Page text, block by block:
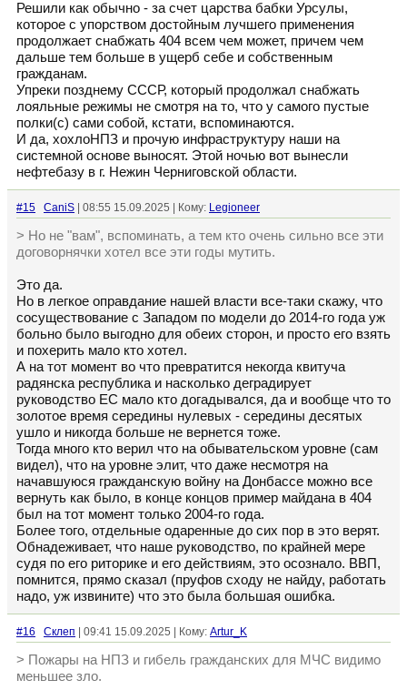
Решили как обычно - за счет царства бабки Урсулы,
которое с упорством достойным лучшего применения
продолжает снабжать 404 всем чем может, причем чем
дальше тем больше в ущерб себе и собственным
гражданам.
Упреки позднему СССР, который продолжал снабжать
лояльные режимы не смотря на то, что у самого пустые
полки(с) сами собой, кстати, вспоминаются.
И да, хохлоНПЗ и прочую инфраструктуру наши на
системной основе выносят. Этой ночью вот вынесли
нефтебазу в г. Нежин Черниговской области.
#15 CaniS | 08:55 15.09.2025 | Кому: Legioneer
> Но не "вам", вспоминать, а тем кто очень сильно все эти
договорнячки хотел все эти годы мутить.
Это да.
Но в легкое оправдание нашей власти все-таки скажу, что
сосуществование с Западом по модели до 2014-го года уж
больно было выгодно для обеих сторон, и просто его взять
и похерить мало кто хотел.
А на тот момент во что превратится некогда квитуча
радянска республика и насколько деградирует
руководство ЕС мало кто догадывался, да и вообще что то
золотое время середины нулевых - середины десятых
ушло и никогда больше не вернется тоже.
Тогда много кто верил что на обывательском уровне (сам
видел), что на уровне элит, что даже несмотря на
начавшуюся гражданскую войну на Донбассе можно все
вернуть как было, в конце концов пример майдана в 404
был на тот момент только 2004-го года.
Более того, отдельные одаренные до сих пор в это верят.
Обнадеживает, что наше руководство, по крайней мере
судя по его риторике и его действиям, это осознало. ВВП,
помнится, прямо сказал (пруфов сходу не найду, работать
надо, уж извините) что это была большая ошибка.
#16 Склеп | 09:41 15.09.2025 | Кому: Artur_K
> Пожары на НПЗ и гибель гражданских для МЧС видимо
меньшее зло.